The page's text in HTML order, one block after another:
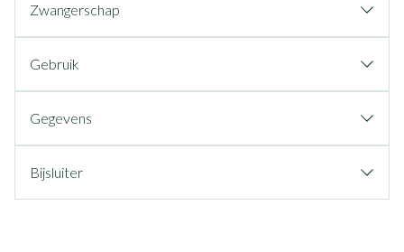
Zwangerschap
Gebruik
Gegevens
Bijsluiter